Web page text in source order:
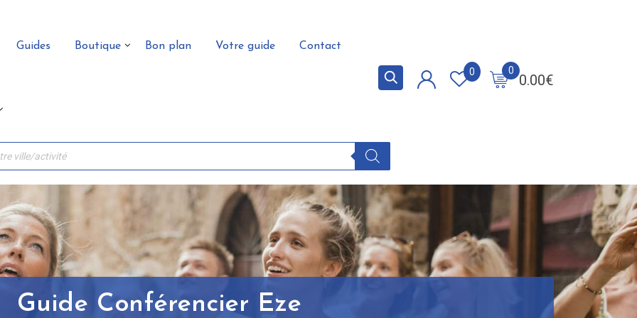
Guides Boutique Bon plan Votre guide Contact
0.00€
0
0
Guide Conférencier Eze